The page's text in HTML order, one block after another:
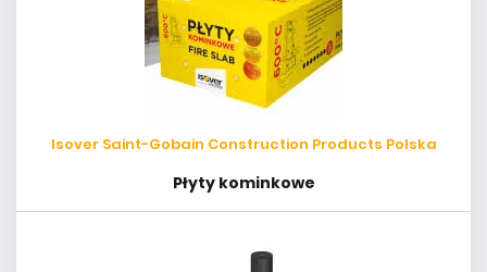
Isover Saint-Gobain Construction Products Polska
Płyty kominkowe